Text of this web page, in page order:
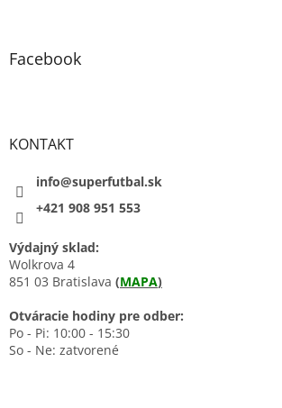
Facebook
KONTAKT
info@superfutbal.sk
+421 908 951 553
Výdajný sklad:
Wolkrova 4
851 03 Bratislava (MAPA)
Otváracie hodiny pre odber:
Po - Pi: 10:00 - 15:30
So - Ne: zatvorené